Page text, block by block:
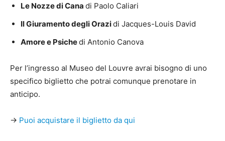
Le Nozze di Cana di Paolo Caliari
Il Giuramento degli Orazidi Jacques-Louis David
Amore e Psichedi Antonio Canova
Per l’ingresso al Museo del Louvre avrai bisogno di uno
specifico biglietto che potrai comunque prenotare in
anticipo.
→ Puoi acquistare il biglietto da qui